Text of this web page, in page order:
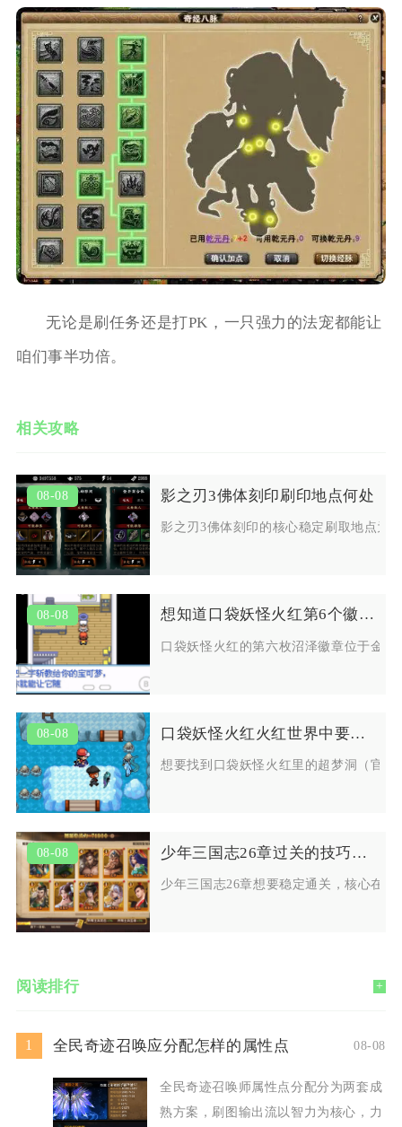
无论是刷任务还是打PK，一只强力的法宠都能让
咱们事半功倍。
相关攻略
08-08 影之刃3佛体刻印刷印地点何处
影之刃3佛体刻印的核心稳定刷取地点为
08-08 想知道口袋妖怪火红第6个徽章在哪取得
口袋妖怪火红的第六枚沼泽徽章位于金
08-08 口袋妖怪火红火红世界中要如何找到超梦洞
想要找到口袋妖怪火红里的超梦洞（官
08-08 少年三国志26章过关的技巧是什么
少年三国志26章想要稳定通关，核心在
阅读排行 +
1 全民奇迹召唤应分配怎样的属性点 08-08
全民奇迹召唤师属性点分配分为两套成
熟方案，刷图输出流以智力为核心，力